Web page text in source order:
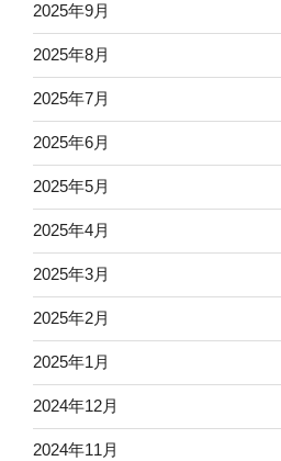
2025年9月
2025年8月
2025年7月
2025年6月
2025年5月
2025年4月
2025年3月
2025年2月
2025年1月
2024年12月
2024年11月